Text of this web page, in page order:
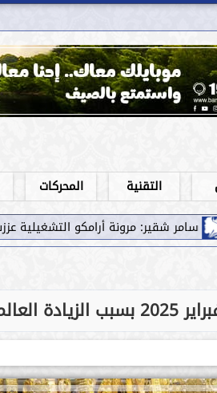
التقنية المحركات
أرامكو التشغيلية عززت تدفقات